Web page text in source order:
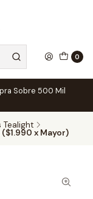
0
Sobre 500 Mil
Tealight
x Mayor)